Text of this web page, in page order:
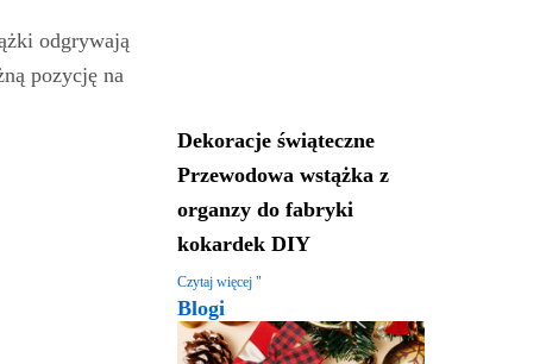
odgrywają
pozycję na
Dekoracje świąteczne
Przewodowa wstążka z
organzy do fabryki
kokardek DIY
Czytaj więcej "
Blogi